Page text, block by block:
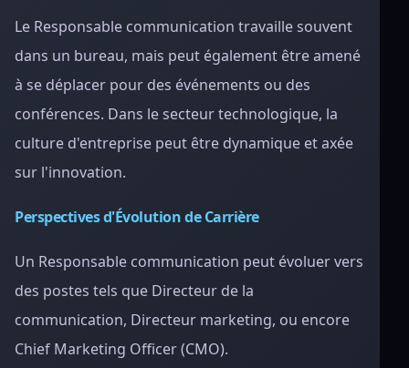
Le Responsable communication travaille souvent
dans un bureau, mais peut également être amené
à se déplacer pour des événements ou des
conférences. Dans le secteur technologique, la
culture d'entreprise peut être dynamique et axée
sur l'innovation.
Perspectives d'Évolution de Carrière
Un Responsable communication peut évoluer vers
des postes tels que Directeur de la
communication, Directeur marketing, ou encore
Chief Marketing Officer (CMO).